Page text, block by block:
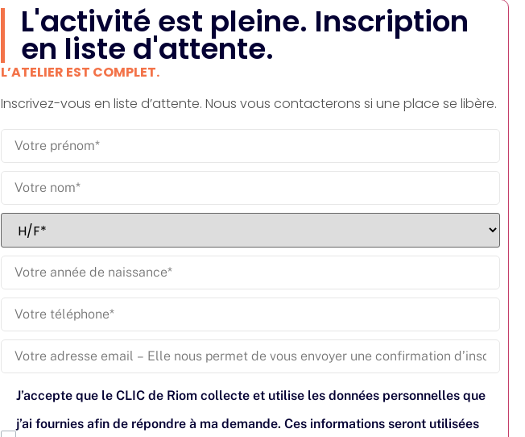
L'activité est pleine. Inscription
en liste d'attente.
L’ATELIER EST COMPLET.
Inscrivez-vous en liste d’attente. Nous vous contacterons si une place se libère.
J’accepte que le CLIC de Riom collecte et utilise les données personnelles que
j’ai fournies afin de répondre à ma demande. Ces informations seront utilisées